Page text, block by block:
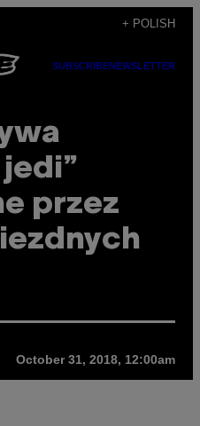
+ POLISH
SUBSCRIBENEWSLETTER
przez
October 31, 2018, 12:00am